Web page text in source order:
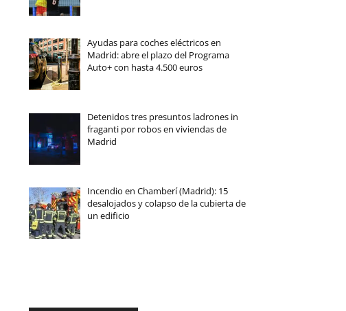
Ayudas para coches eléctricos en
Madrid: abre el plazo del Programa
Auto+ con hasta 4.500 euros
Detenidos tres presuntos ladrones in
fraganti por robos en viviendas de
Madrid
Incendio en Chamberí (Madrid): 15
desalojados y colapso de la cubierta de
un edificio